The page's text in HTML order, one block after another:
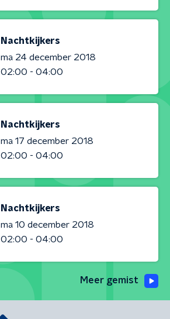
Nachtkijkers
ma 24 december 2018
02:00 - 04:00
Nachtkijkers
ma 17 december 2018
02:00 - 04:00
Nachtkijkers
ma 10 december 2018
02:00 - 04:00
Meer gemist